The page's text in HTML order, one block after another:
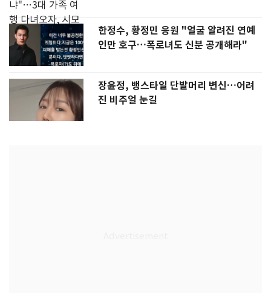
한정수, 황정민 응원 "얼굴 알려진 연예
인만 호구…폭로녀도 신분 공개해라"
장윤정, 뱅스타일 단발머리 변신…어려
진 비주얼 눈길